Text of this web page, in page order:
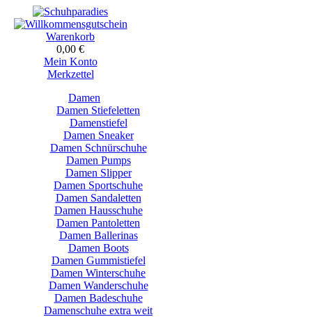
Warenkorb
0,00 €
Mein Konto
Merkzettel
Damen
Damen Stiefeletten
Damenstiefel
Damen Sneaker
Damen Schnürschuhe
Damen Pumps
Damen Slipper
Damen Sportschuhe
Damen Sandaletten
Damen Hausschuhe
Damen Pantoletten
Damen Ballerinas
Damen Boots
Damen Gummistiefel
Damen Winterschuhe
Damen Wanderschuhe
Damen Badeschuhe
Damenschuhe extra weit